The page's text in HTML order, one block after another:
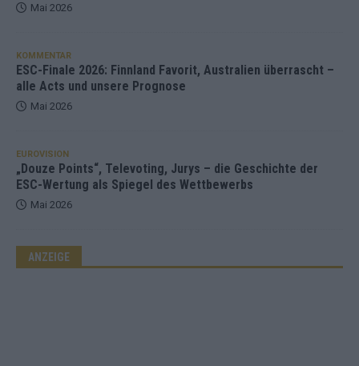
Mai 2026
KOMMENTAR
ESC-Finale 2026: Finnland Favorit, Australien überrascht –
alle Acts und unsere Prognose
Mai 2026
EUROVISION
„Douze Points“, Televoting, Jurys – die Geschichte der
ESC-Wertung als Spiegel des Wettbewerbs
Mai 2026
ANZEIGE